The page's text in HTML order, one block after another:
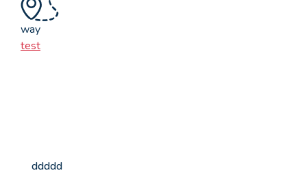
way
test
ddddd